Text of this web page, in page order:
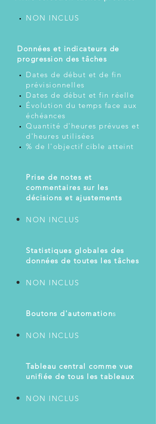
NON INCLUS
Données et indicateurs de
progression des tâches
Dates de début et de fin
prévisionnelles
Dates de début et fin réelle
Évolution du temps face aux
échéances
Quantité d'heures prévues et
d'heures utilisées
% de l'objectif cible atteint
Prise de notes et
commentaires sur les
décisions et ajustements
NON INCLUS
Statistiques globales des
données de toutes les tâches
NON INCLUS
Boutons d'automations
NON INCLUS
Tableau central comme vue
unifiée de tous les tableaux
NON INCLUS